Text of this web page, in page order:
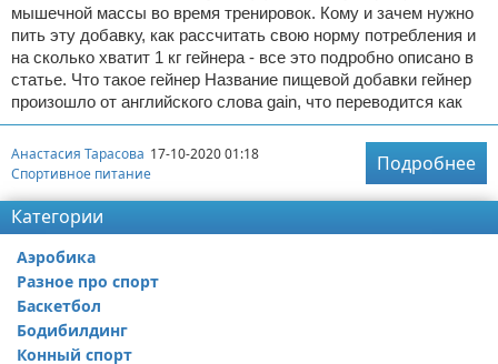
мышечной массы во время тренировок. Кому и зачем нужно
пить эту добавку, как рассчитать свою норму потребления и
на сколько хватит 1 кг гейнера - все это подробно описано в
статье. Что такое гейнер Название пищевой добавки гейнер
произошло от английского слова gain, что переводится как
Анастасия Тарасова 17-10-2020 01:18
Спортивное питание
Подробнее
Категории
Аэробика
Разное про спорт
Баскетбол
Бодибилдинг
Конный спорт